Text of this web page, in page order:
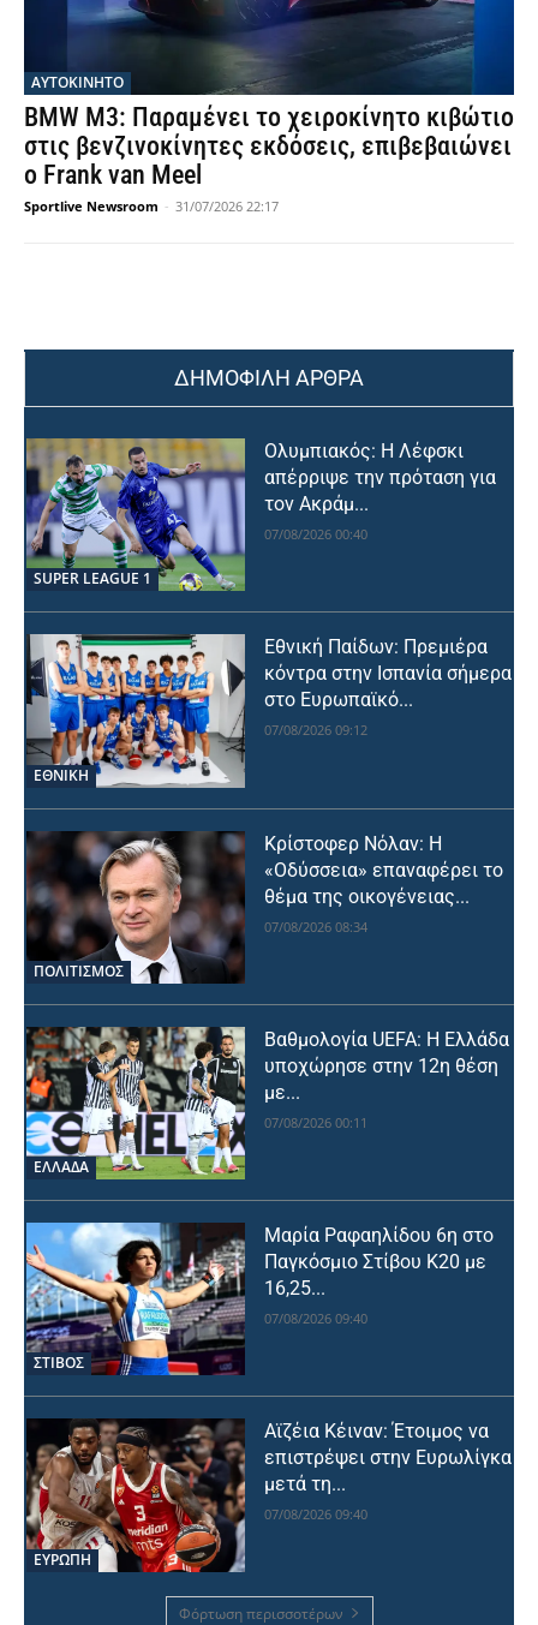
ΑΥΤΟΚΙΝΗΤΟ
BMW M3: Παραμένει το χειροκίνητο κιβώτιο
στις βενζινοκίνητες εκδόσεις, επιβεβαιώνει
ο Frank van Meel
Sportlive Newsroom - 31/07/2026 22:17
ΔΗΜΟΦΙΛΗ ΑΡΘΡΑ
SUPER LEAGUE 1
Ολυμπιακός: Η Λέφσκι
απέρριψε την πρόταση για
τον Ακράμ...
07/08/2026 00:40
ΕΘΝΙΚΉ
Εθνική Παίδων: Πρεμιέρα
κόντρα στην Ισπανία σήμερα
στο Ευρωπαϊκό...
07/08/2026 09:12
ΠΟΛΙΤΙΣΜΟΣ
Κρίστοφερ Νόλαν: Η
«Οδύσσεια» επαναφέρει το
θέμα της οικογένειας...
07/08/2026 08:34
ΕΛΛΑΔΑ
Βαθμολογία UEFA: Η Ελλάδα
υποχώρησε στην 12η θέση
με...
07/08/2026 00:11
ΣΤΙΒΟΣ
Μαρία Ραφαηλίδου 6η στο
Παγκόσμιο Στίβου Κ20 με
16,25...
07/08/2026 09:40
ΕΥΡΩΠΗ
Αϊζέια Κέιναν: Έτοιμος να
επιστρέψει στην Ευρωλίγκα
μετά τη...
07/08/2026 09:40
Φόρτωση περισσοτέρων